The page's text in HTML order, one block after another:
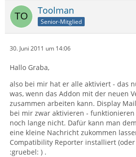
Toolman
Senior-Mitglied
30. Juni 2011 um 14:06
Hallo Graba,
also bei mir hat er alle aktiviert - das
was, wenn das Addon mit der neuen
zusammen arbeiten kann. Display
bei mir zwar aktivieren -
noch lange nicht. Dafür kann man
eine kleine Nachricht zukommen
Compatibility Reporter installiert
:gruebel: ) .